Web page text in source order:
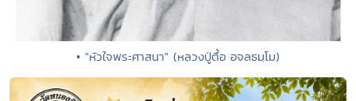
• "หัวใจพระศาสนา" (หลวงปู่ตื้อ อจลธมฺโม)